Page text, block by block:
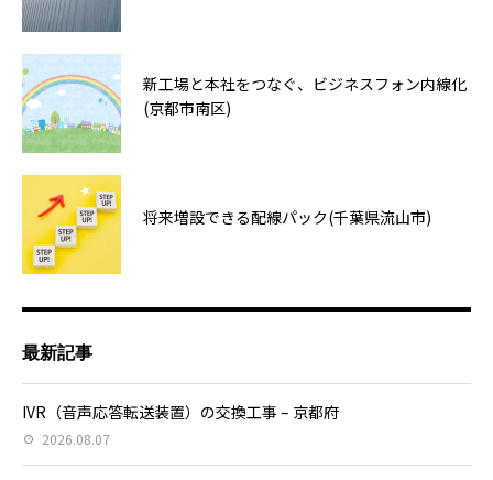
新工場と本社をつなぐ、ビジネスフォン内線化
(京都市南区)
将来増設できる配線パック(千葉県流山市)
最新記事
IVR（音声応答転送装置）の交換工事 – 京都府
2026.08.07